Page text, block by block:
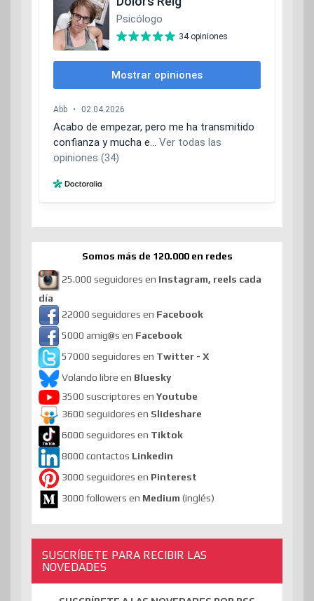
Somos más de 120.000 en redes
25.000 seguidores en Instagram, reels cada
día
22000 seguidores en Facebook
5000 amig@s en Facebook
57000 seguidores en Twitter - X
Volando libre en Bluesky
3500 suscriptores en Youtube
3600 seguidores en Slideshare
6000 seguidores en Tiktok
8000 contactos Linkedin
3000 seguidores en Pinterest
3000 followers en Medium (inglés)
SUSCRÍBETE PARA RECIBIR LAS
NOVEDADES